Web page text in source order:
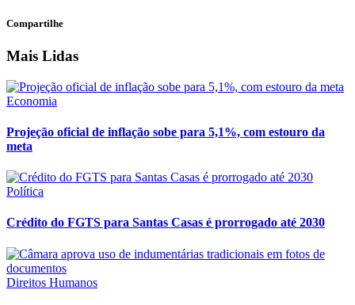
Compartilhe
Mais Lidas
Economia
Projeção oficial de inflação sobe para 5,1%, com estouro da
meta
Política
Crédito do FGTS para Santas Casas é prorrogado até 2030
Direitos Humanos